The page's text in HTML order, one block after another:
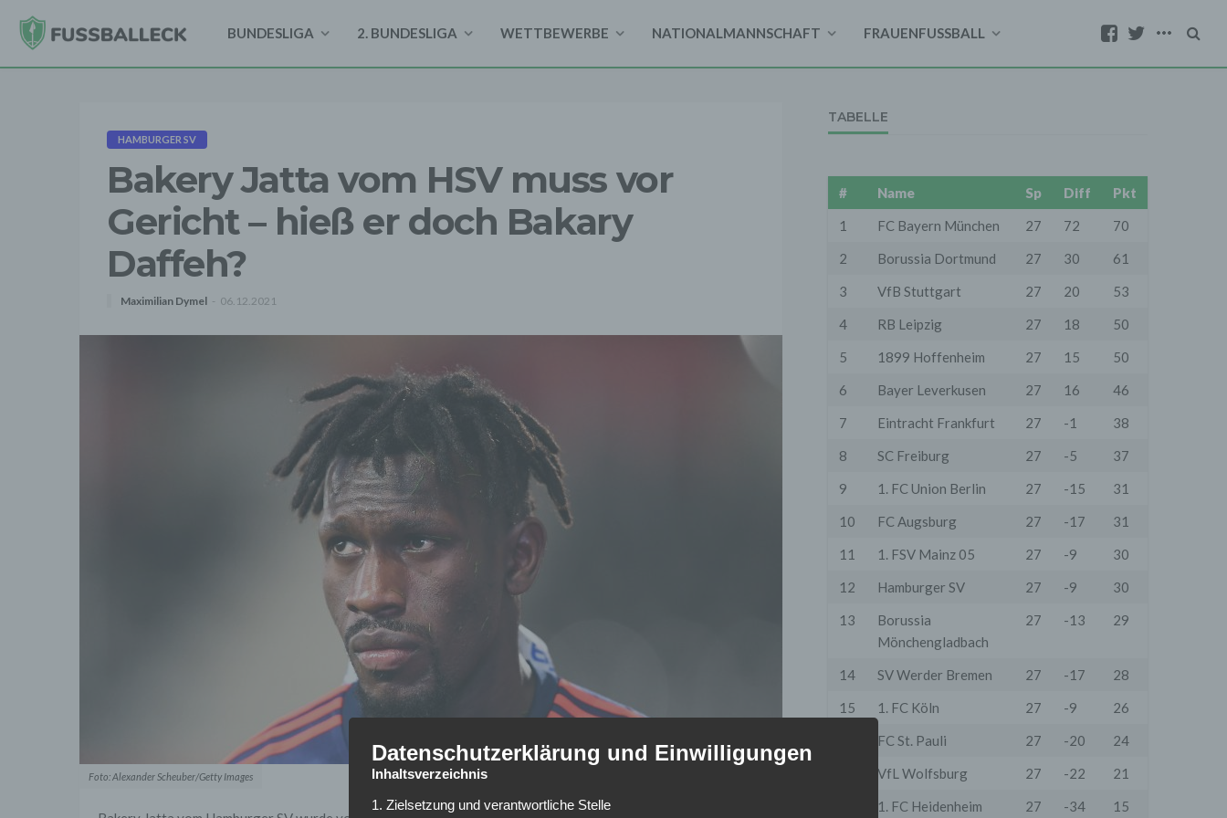
BUNDESLIGA 2. BUNDESLIGA WETTBEWERBE NATIONALMANNSCHAFT FRAUENFUSSBALL
HAMBURGER SV
Bakery Jatta vom HSV muss vor
Gericht – hieß er doch Bakary
Daffeh?
Maximilian Dymel 06.12.2021
Foto: Alexander Scheuber/Getty Images
TABELLE
# Name Sp Diff
Pkt
1
FC Bayern München 27 72
70
2
Borussia Dortmund 27 30
61
3
VfB Stuttgart 27 20
53
4
RB Leipzig 27 18
50
5
1899 Hoffenheim 27 15
50
6
Bayer Leverkusen 27 16
46
7
Eintracht Frankfurt 27 -1
38
8
SC Freiburg 27 -5
37
9
1. FC Union Berlin 27 -15
31
10
FC Augsburg 27 -17
31
11
1. FSV Mainz 05 27 -9
30
12
Hamburger SV 27 -9
30
13
Borussia
Mönchengladbach
27 -13 29
14 SV Werder Bremen 27 -17
28
15
1. FC Köln 27 -9
26
FC St. Pauli 27 -20
24
VfL Wolfsburg 27 -22
21
1. FC Heidenheim
27 -34 15
Datenschutzerklärung und Einwilligungen
Inhaltsverzeichnis
1. Zielsetzung und verantwortliche Stelle